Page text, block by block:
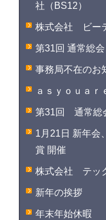
社（BS12）
株式会社 ビー
第31回 通常総
事務局不在のお
ａｓｙｏｕａｒ
第31回 通常総
1月21日 新年会
賞 開催
株式会社 テッ
新年の挨拶
年末年始休暇